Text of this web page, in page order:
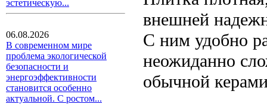
эстетическую...
06.08.2026
В современном мире
проблема экологической
безопасности и
энергоэффективности
становится особенно
актуальной. С ростом...
внешней
С ним удобно
неожиданно
обычной